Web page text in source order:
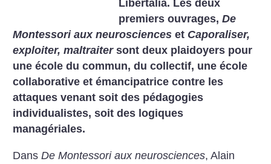
Libertalia. Les deux
premiers ouvrages,De
Montessori aux neurosciences et Caporaliser,
exploiter, maltraitersont deux plaidoyers pour
une école du commun, du collectif, une école
collaborative et émancipatrice contre les
attaques venant soit des pédagogies
individualistes, soit des logiques
managériales.
DansDe Montessori aux neurosciences, Alain